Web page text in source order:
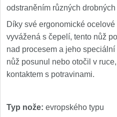
Speciální nože
Vrhací nože 12
Záchranářské 4
Ostřiče nožů
odstraněním různých drobných
Díky své ergonomické
vyvážená s čepelí, tento nůž
nad procesem a jeho
nůž posunul nebo otočil v
kontaktem s potravinami.
Typ nože: evropského typu